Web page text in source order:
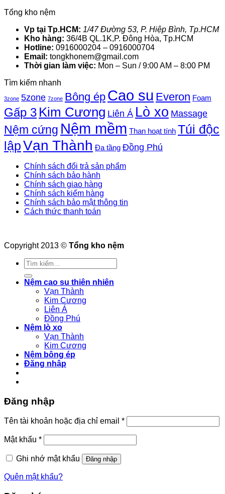
Tổng kho nệm
Vp tại Tp.HCM: 1/47 Đường 53, P. Hiệp Bình, Tp.HCM
Kho hàng: 36/4B QL.1K,P. Đông Hòa, Tp.HCM
Hotline: 0916000204 – 0916000704
Email: tongkhonem@gmail.com
Thời gian làm việc: Mon – Sun / 9:00 AM – 8:00 PM
Tìm kiếm nhanh
3zone 5zone 7zone Bông ép Cao su Everon Foam
Gấp 3 Kim Cương Liên Á Lò xo Massage
Nệm cứng Nệm mềm Than hoạt tính Túi độc
lậpVạn Thành Đa tầng Đồng Phú
Chính sách đổi trả sản phẩm
Chính sách bảo hành
Chính sách giao hàng
Chính sách kiểm hàng
Chính sách bảo mật thông tin
Cách thức thanh toán
Copyright 2013 © Tổng kho nệm
Tìm
kiếm:
Nệm cao su thiên nhiên
Vạn Thành
Kim Cương
Liên Á
Đồng Phú
Nệm lò xo
Vạn Thành
Kim Cương
Nệm bông ép
Đăng nhập
Đăng nhập
Tên tài khoản hoặc địa chỉ email *Bắt
buộc
Mật khẩu *Bắt
buộc
Ghi nhớ mật khẩu
Đăng nhập
Quên mật khẩu?